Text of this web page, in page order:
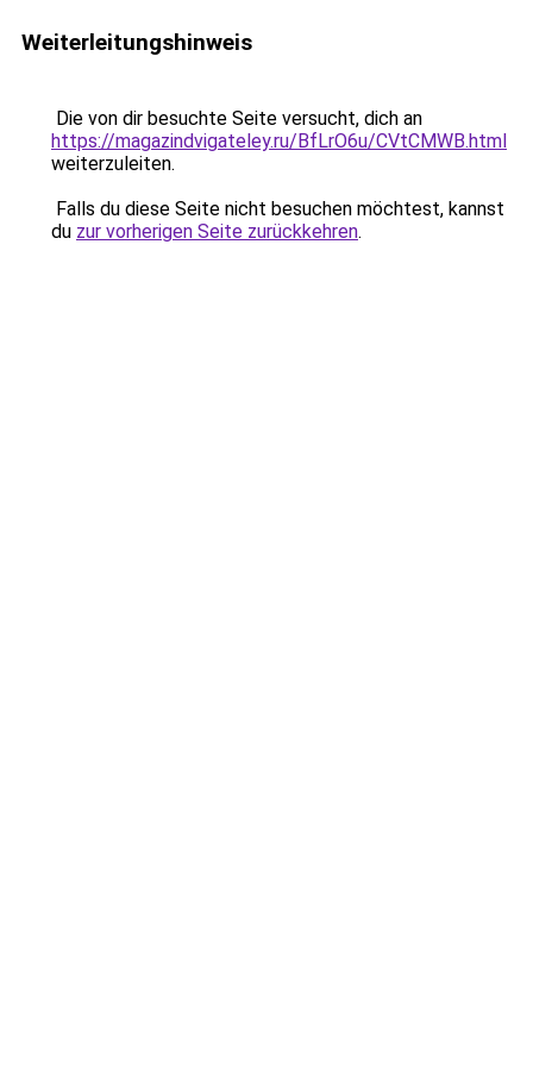
Weiterleitungshinweis
Die von dir besuchte Seite versucht, dich an
https://magazindvigateley.ru/BfLrO6u/CVtCMWB.html
weiterzuleiten.
Falls du diese Seite nicht besuchen möchtest, kannst
du zur vorherigen Seite zurückkehren.